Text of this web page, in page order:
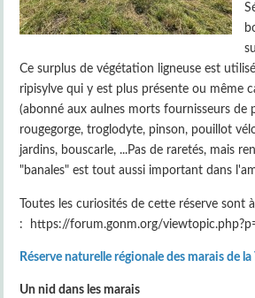
Ce surplus de végétation ligneuse est
ripisylve qui y est plus présente ou même
(abonné aux aulnes morts fournisseurs de
rougegorge, troglodyte, pinson, pouillot
jardins, bouscarle, ...Pas de raretés, mais
"banales" est tout aussi important dans
Toutes les curiosités de cette réserve sont
: https://forum.gonm.org/
Réserve naturelle régionale des marais de la
Un nid dans les marais